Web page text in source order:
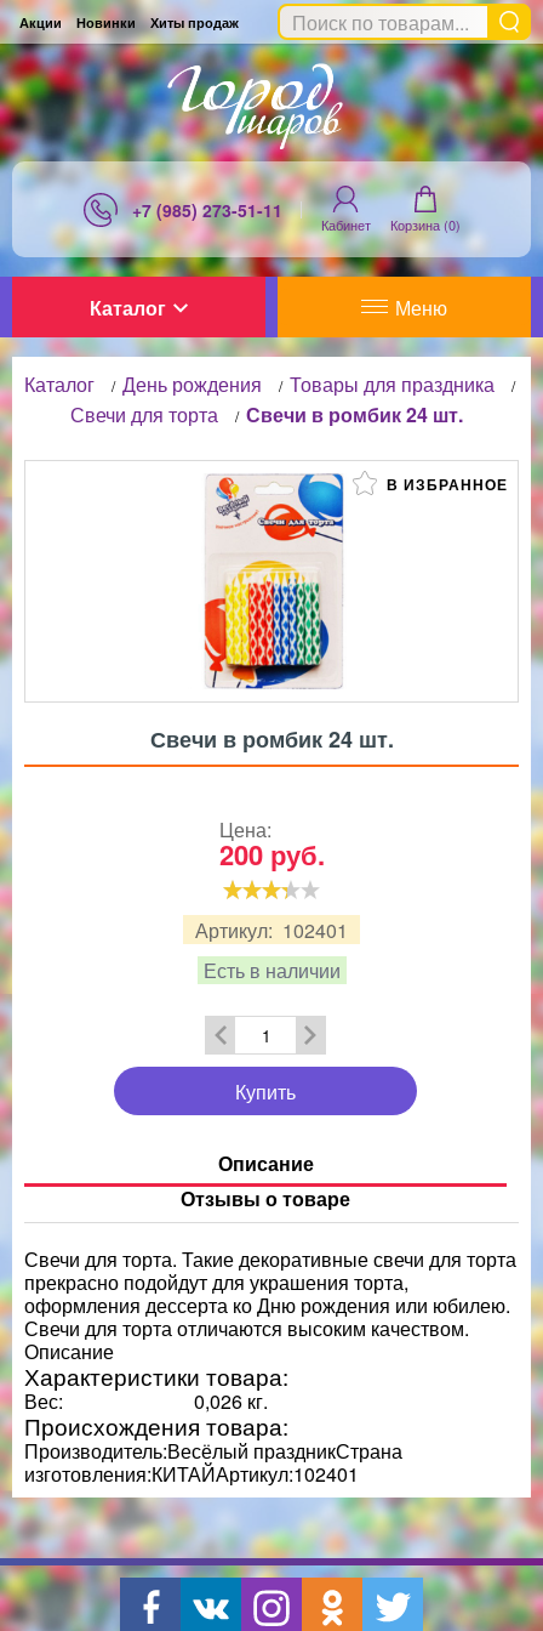
Акции Новинки Хиты продаж
+7 (985) 273-51-11
Кабинет Корзина (0)
Каталог Меню
Каталог / День рождения / Товары для праздника /
Свечи для торта / Свечи в ромбик 24 шт.
В ИЗБРАННОЕ
Свечи в ромбик 24 шт.
Артикул: 102401
Есть в наличии
Цена:
200 руб.
Купить
Описание
Отзывы о товаре
Свечи для торта. Такие декоративные свечи для торта
прекрасно подойдут для украшения торта,
оформления дессерта ко Дню рождения или юбилею.
Свечи для торта отличаются высоким качеством.
Описание
Характеристики товара:
Вес: 0,026 кг.
Происхождения товара:
Производитель:Весёлый праздникСтрана
изготовления:КИТАЙАртикул:102401